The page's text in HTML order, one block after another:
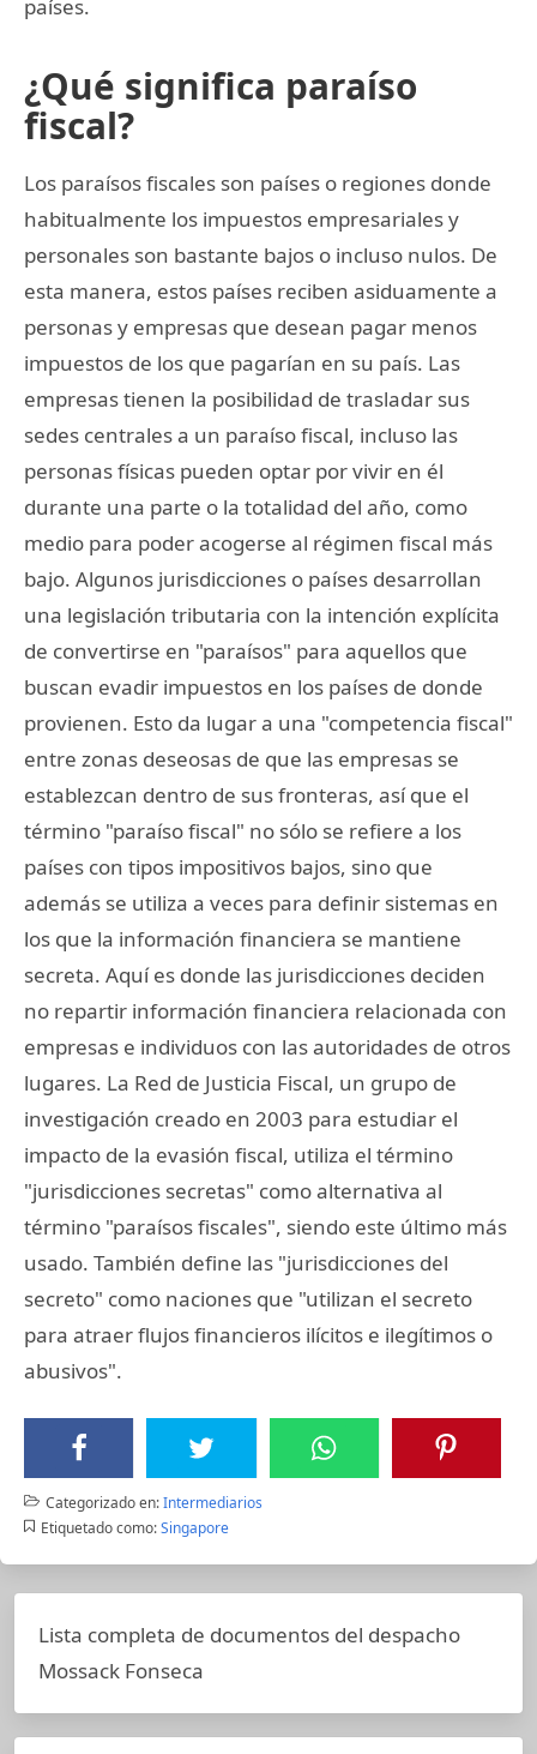
países.
¿Qué significa paraíso
fiscal?
Los paraísos fiscales son países o regiones donde
habitualmente los impuestos empresariales y
personales son bastante bajos o incluso nulos. De
esta manera, estos países reciben asiduamente a
personas y empresas que desean pagar menos
impuestos de los que pagarían en su país. Las
empresas tienen la posibilidad de trasladar sus
sedes centrales a un paraíso fiscal, incluso las
personas físicas pueden optar por vivir en él
durante una parte o la totalidad del año, como
medio para poder acogerse al régimen fiscal más
bajo. Algunos jurisdicciones o países desarrollan
una legislación tributaria con la intención explícita
de convertirse en "paraísos" para aquellos que
buscan evadir impuestos en los países de donde
provienen. Esto da lugar a una "competencia fiscal"
entre zonas deseosas de que las empresas se
establezcan dentro de sus fronteras, así que el
término "paraíso fiscal" no sólo se refiere a los
países con tipos impositivos bajos, sino que
además se utiliza a veces para definir sistemas en
los que la información financiera se mantiene
secreta. Aquí es donde las jurisdicciones deciden
no repartir información financiera relacionada con
empresas e individuos con las autoridades de otros
lugares. La Red de Justicia Fiscal, un grupo de
investigación creado en 2003 para estudiar el
impacto de la evasión fiscal, utiliza el término
"jurisdicciones secretas" como alternativa al
término "paraísos fiscales", siendo este último más
usado. También define las "jurisdicciones del
secreto" como naciones que "utilizan el secreto
para atraer flujos financieros ilícitos e ilegítimos o
abusivos".
Categorizado en:Intermediarios
Etiquetado como: Singapore
Lista completa de documentos del despacho
Mossack Fonseca